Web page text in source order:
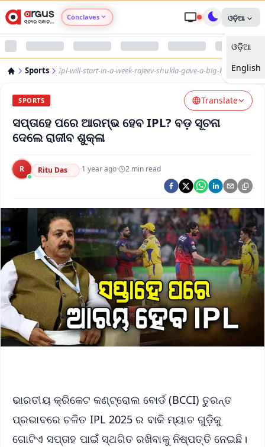
Conclaves
Argus Nari Shakti
Argus Health Connect
Argus Swaad Odisha
ଓଡ଼ିଆ
ଓଡ଼ିଆ
English
Sports Ipl-will-start-in-a-week-rajeev-shukla-gave-a-big-hint
SPORTS Translate
ସପ୍ତାହେ ପରେ ଆରମ୍ଭ ହେବ IPL? ବଡ଼ ସୂଚନା
ଦେଲେ ରାଜୀବ ଶୁକ୍ଳା
R Ritu Das ·1 year ago· 2 min read
ଭାରତୀୟ କ୍ରିକେଟ କଣ୍ଟ୍ରୋଲ ବୋର୍ଡ (BCCI) ତୁରନ୍ତ
ପ୍ରଭାବରେ ଚଳିତ IPL 2025 ର ବାକି ମ୍ୟାଚ ଗୁଡ଼ିକୁ
ଗୋଟିଏ ସପ୍ତାହ ପାଇଁ ସ୍ଥଗିତ ରଖିବାକୁ ନିଷ୍ପତ୍ତି ନେଇଛି।